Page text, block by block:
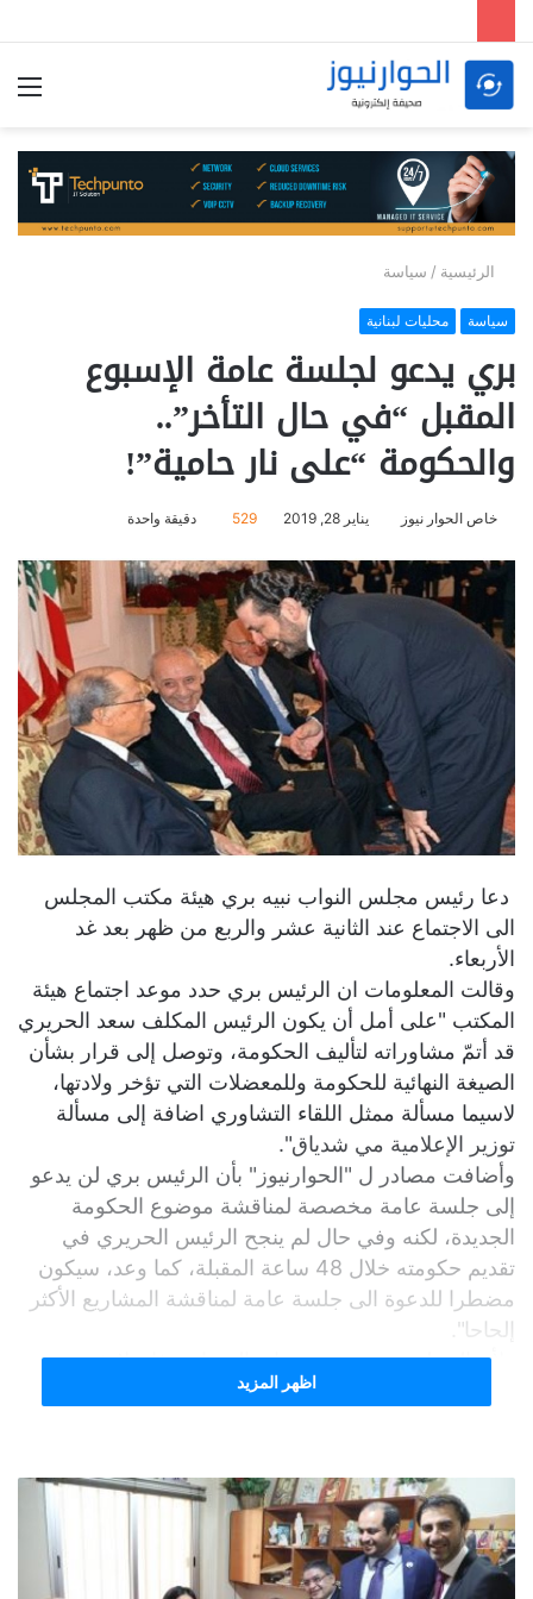
الرئيسية / سياسة
سياسة محليات لبنانية
بري يدعو لجلسة عامة الإسبوع
المقبل “في حال التأخر”..
والحكومة “على نار حامية”!
خاص الحوار نيوز يناير 28, 2019 529 دقيقة واحدة
دعا رئيس مجلس النواب نبيه بري هيئة مكتب المجلس
الى الاجتماع عند الثانية عشر والربع من ظهر بعد غد
الأربعاء.
وقالت المعلومات ان الرئيس بري حدد موعد اجتماع هيئة
المكتب "على أمل أن يكون الرئيس المكلف سعد الحريري
قد أتمّ مشاوراته لتأليف الحكومة، وتوصل إلى قرار بشأن
الصيغة النهائية للحكومة وللمعضلات التي تؤخر ولادتها،
لاسيما مسألة ممثل اللقاء التشاوري اضافة إلى مسألة
توزير الإعلامية مي شدياق".
وأضافت مصادر ل "الحوارنيوز" بأن الرئيس بري لن يدعو
إلى جلسة عامة مخصصة لمناقشة موضوع الحكومة
الجديدة، لكنه وفي حال لم ينجح الرئيس الحريري في
تقديم حكومته خلال 48 ساعة المقبلة، كما وعد، سيكون
مضطرا للدعوة الى جلسة عامة لمناقشة المشاريع الأكثر
إلحاحا".
ولأن المجلس سيد نفسه، تتابع المصادر، فإن لا شيء يمنع
من طرح هذه القضية من باب الحاجة الى حكومة وحدة
إلى وحدة الرأي العام".
وختمت المصادر: لبنان دخل مرحلة الحاجة إلى حكومة
إنقاذ وطني، حكومة طواريء قادرة على إتخاذ قرارات
صعبة داخلية على الصعيد الاقتصادي والمالي والإجتماعي،
اظهر المزيد